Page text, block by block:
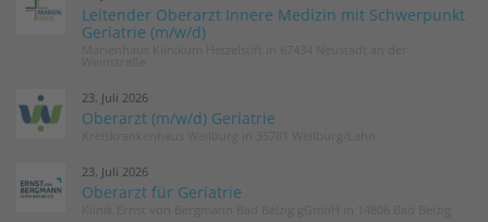
Leitender Oberarzt Innere Medizin mit Schwerpunkt
Geriatrie (m/w/d)
23. Juli 2026
Oberarzt (m/w/d) Geriatrie
23. Juli 2026
Oberarzt für Geriatrie